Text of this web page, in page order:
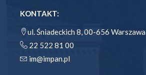
KONTAKT:
ul. Śniadeckich 8, 00-656 Warszawa
22 522 81 00
im@impan.pl